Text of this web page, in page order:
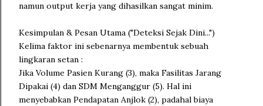
namun output kerja yang dihasilkan sangat minim.
Kesimpulan & Pesan Utama ("Deteksi Sejak Dini...")
Kelima faktor ini sebenarnya membentuk sebuah
lingkaran setan :
Jika Volume Pasien Kurang (3), maka Fasilitas Jarang
Dipakai (4) dan SDM Menganggur (5). Hal ini
menyebabkan Pendapatan Anjlok (2), padahal biaya